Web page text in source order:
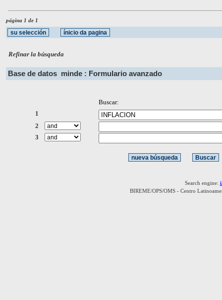
página 1 de 1
Refinar la búsqueda
Base de datos minde : Formulario avanzado
Buscar:
1
2
3
Search engine:
BIREME/OPS/OMS - Centro